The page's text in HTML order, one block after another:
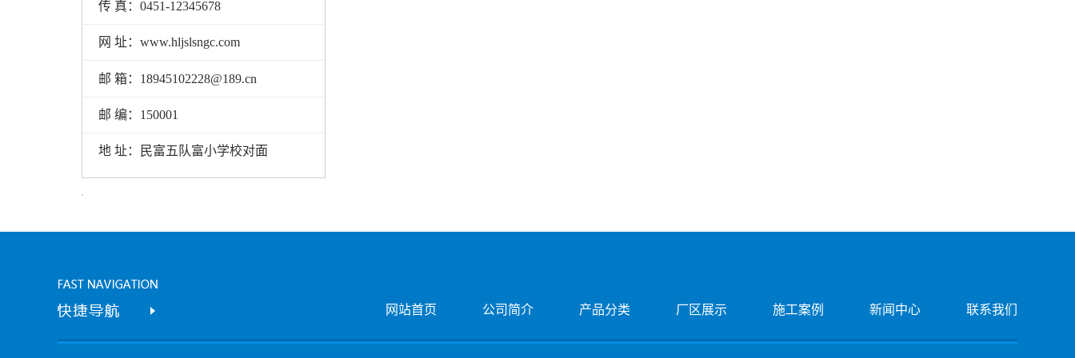
传 真：0451-12345678
网 址：www.hljslsngc.com
邮 箱：18945102228@189.cn
邮 编：150001
地 址：民富五队富小学校对面
网站首页 公司简介 产品分类 厂区展示 施工案例 新闻中心 联系我们